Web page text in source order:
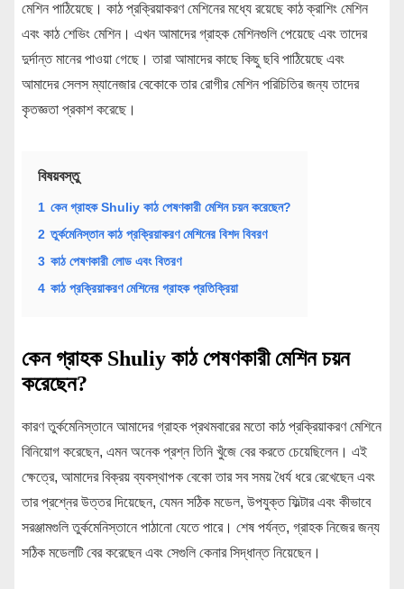
মেশিন পাঠিয়েছে। কাঠ প্রক্রিয়াকরণ মেশিনের মধ্যে রয়েছে কাঠ ক্রাশিং মেশিন
এবং কাঠ শেভিং মেশিন। এখন আমাদের গ্রাহক মেশিনগুলি পেয়েছে এবং তাদের
দুর্দান্ত মানের পাওয়া গেছে। তারা আমাদের কাছে কিছু ছবি পাঠিয়েছে এবং
আমাদের সেলস ম্যানেজার বেকোকে তার রোগীর মেশিন পরিচিতির জন্য তাদের
কৃতজ্ঞতা প্রকাশ করেছে।
বিষয়বস্তু
1 কেন গ্রাহক Shuliy কাঠ পেষণকারী মেশিন চয়ন করেছেন?
2 তুর্কমেনিস্তান কাঠ প্রক্রিয়াকরণ মেশিনের বিশদ বিবরণ
3 কাঠ পেষণকারী লোড এবং বিতরণ
4 কাঠ প্রক্রিয়াকরণ মেশিনের গ্রাহক প্রতিক্রিয়া
কেন গ্রাহক Shuliy কাঠ পেষণকারী মেশিন চয়ন
করেছেন?
কারণ তুর্কমেনিস্তানে আমাদের গ্রাহক প্রথমবারের মতো কাঠ প্রক্রিয়াকরণ মেশিনে
বিনিয়োগ করেছেন, এমন অনেক প্রশ্ন তিনি খুঁজে বের করতে চেয়েছিলেন। এই
ক্ষেত্রে, আমাদের বিক্রয় ব্যবস্থাপক বেকো তার সব সময় ধৈর্য ধরে রেখেছেন এবং
তার প্রশ্নের উত্তর দিয়েছেন, যেমন সঠিক মডেল, উপযুক্ত ফিল্টার এবং কীভাবে
সরঞ্জামগুলি তুর্কমেনিস্তানে পাঠানো যেতে পারে। শেষ পর্যন্ত, গ্রাহক নিজের জন্য
সঠিক মডেলটি বের করেছেন এবং সেগুলি কেনার সিদ্ধান্ত নিয়েছেন।